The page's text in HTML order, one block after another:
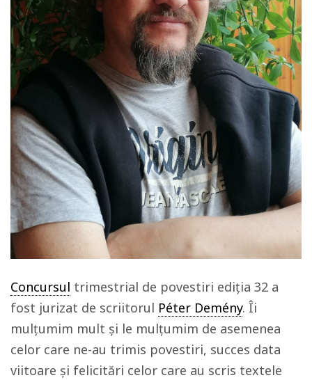
Concursul trimestrial de povestiri ediția 32 a
fost jurizat de scriitorul Péter Demény. Îi
mulțumim mult și le mulțumim de asemenea
celor care ne-au trimis povestiri, succes data
viitoare și felicitări celor care au scris textele